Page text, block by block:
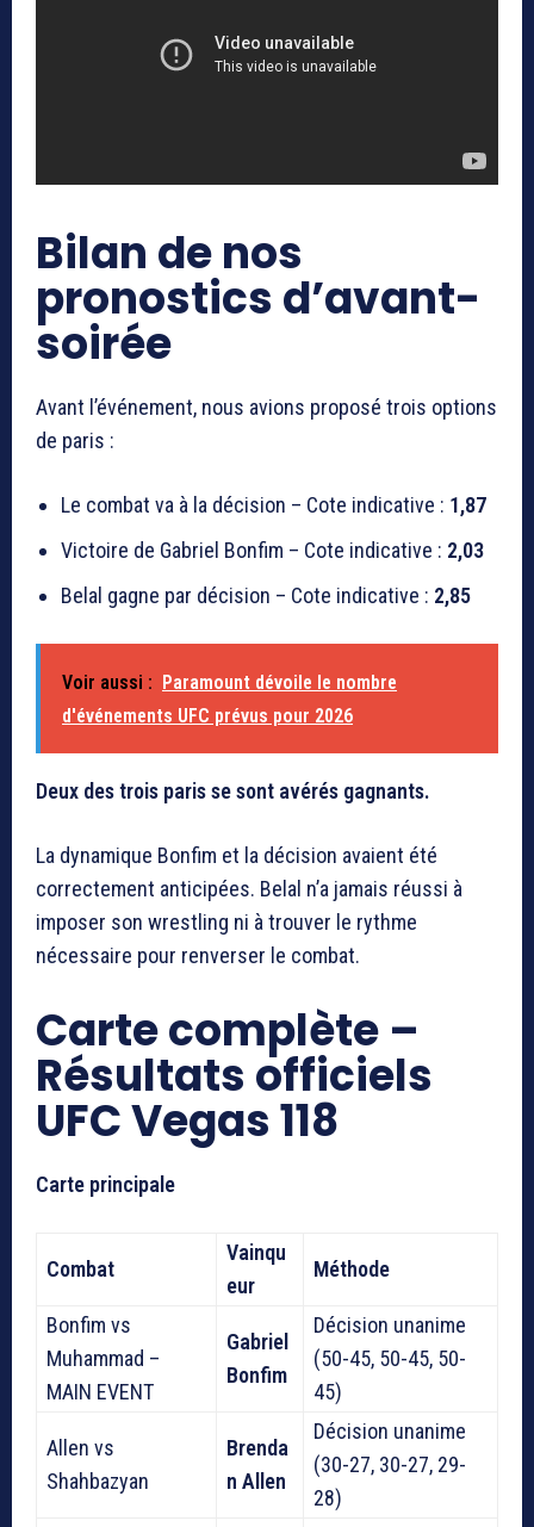
Bilan de nos
pronostics d’avant-
soirée
Avant l’événement, nous avions proposé trois options
de paris :
Le combat va à la décision – Cote indicative : 1,87
Victoire de Gabriel Bonfim – Cote indicative : 2,03
Belal gagne par décision – Cote indicative : 2,85
Voir aussi : Paramount dévoile le nombre
d'événements UFC prévus pour 2026
Deux des trois paris se sont avérés gagnants.
La dynamique Bonfim et la décision avaient été
correctement anticipées. Belal n’a jamais réussi à
imposer son wrestling ni à trouver le rythme
nécessaire pour renverser le combat.
Carte complète –
Résultats officiels
UFC Vegas 118
Carte principale
Combat
Vainqu
eur
Méthode
Bonfim vs
Muhammad –
MAIN EVENT
Gabriel
Bonfim
Décision unanime
(50-45, 50-45, 50-
45)
Allen vs
Shahbazyan
Brenda
n Allen
Décision unanime
(30-27, 30-27, 29-
28)